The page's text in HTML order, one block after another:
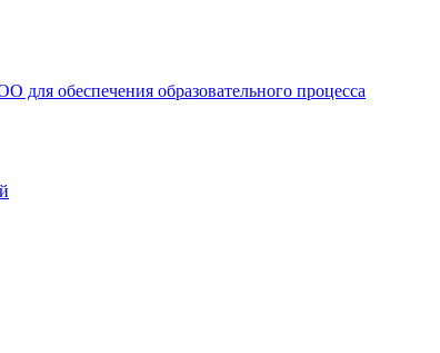
обеспечения образовательного процесса